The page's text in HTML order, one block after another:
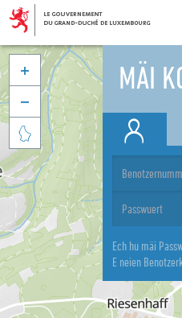
MÄI
Ech hu mäi
E neien


